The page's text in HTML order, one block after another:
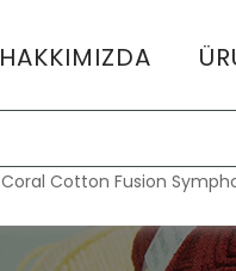
HAKKIMIZDA
Coral Cotton Fusion